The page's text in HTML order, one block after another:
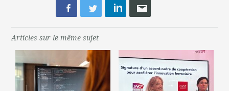
Articles sur le même sujet